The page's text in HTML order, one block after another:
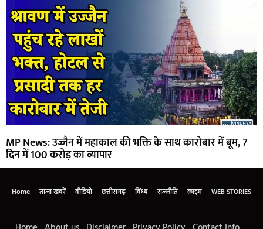
MP News: उज्जैन में महाकाल की भक्ति के साथ कारोबार में बूम, 7
दिन में 100 करोड़ का व्यापार
Home ताजा खबरें वीडियो छत्तीसगढ़ विंध्य राजनीति क्राइम WEB STORIES